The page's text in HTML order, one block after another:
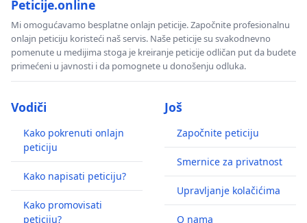
Peticije.online
Mi omogućavamo besplatne onlajn peticije. Započnite profesionalnu
onlajn peticiju koristeći naš servis. Naše peticije su svakodnevno
pomenute u medijima stoga je kreiranje peticije odličan put da budete
primećeni u javnosti i da pomognete u donošenju odluka.
Vodiči
Kako pokrenuti onlajn
peticiju
Kako napisati peticiju?
Kako promovisati
peticiju?
Još
Započnite peticiju
Smernice za privatnost
Upravljanje kolačićima
O nama